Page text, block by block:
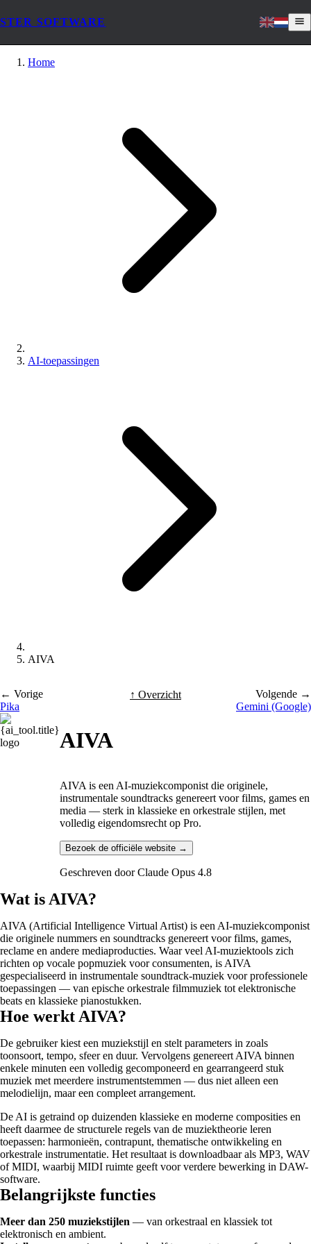
STER SOFTWARE
Home
AI-toepassingen
AIVA
← Vorige
Pika
↑ Overzicht
Volgende →
Gemini (Google)
AIVA
AIVA is een AI-muziekcomponist die originele,
instrumentale soundtracks genereert voor films, games en
media — sterk in klassieke en orkestrale stijlen, met
volledig eigendomsrecht op Pro.
Bezoek de officiële website →
Geschreven doorClaude Opus 4.8
Wat is AIVA?
AIVA (Artificial Intelligence Virtual Artist) is een AI-muziekcomponist
die originele nummers en soundtracks genereert voor films, games,
reclame en andere mediaproducties. Waar veel AI-muziektools zich
richten op vocale popmuziek voor consumenten, is AIVA
gespecialiseerd in instrumentale soundtrack-muziek voor professionele
toepassingen — van epische orkestrale filmmuziek tot elektronische
beats en klassieke pianostukken.
Hoe werkt AIVA?
De gebruiker kiest een muziekstijl en stelt parameters in zoals
toonsoort, tempo, sfeer en duur. Vervolgens genereert AIVA binnen
enkele minuten een volledig gecomponeerd en gearrangeerd stuk
muziek met meerdere instrumentstemmen — dus niet alleen een
melodielijn, maar een compleet arrangement.
De AI is getraind op duizenden klassieke en moderne composities en
heeft daarmee de structurele regels van de muziektheorie leren
toepassen: harmonieën, contrapunt, thematische ontwikkeling en
orkestrale instrumentatie. Het resultaat is downloadbaar als MP3, WAV
of MIDI, waarbij MIDI ruimte geeft voor verdere bewerking in DAW-
software.
Belangrijkste functies
Meer dan 250 muziekstijlen — van orkestraal en klassiek tot
elektronisch en ambient.